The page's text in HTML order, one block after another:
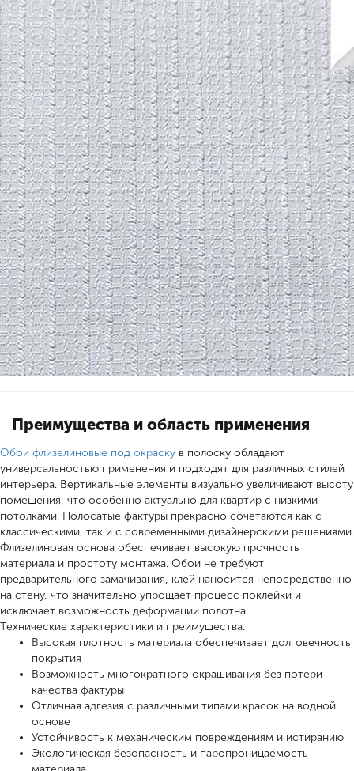
Преимущества и область применения
Обои флизелиновые под окраску в полоску обладают
универсальностью применения и подходят для различных стилей
интерьера. Вертикальные элементы визуально увеличивают высоту
помещения, что особенно актуально для квартир с низкими
потолками. Полосатые фактуры прекрасно сочетаются как с
классическими, так и с современными дизайнерскими решениями.
Флизелиновая основа обеспечивает высокую прочность
материала и простоту монтажа. Обои не требуют
предварительного замачивания, клей наносится непосредственно
на стену, что значительно упрощает процесс поклейки и
исключает возможность деформации полотна.
Технические характеристики и преимущества:
Высокая плотность материала обеспечивает долговечность
покрытия
Возможность многократного окрашивания без потери
качества фактуры
Отличная адгезия с различными типами красок на водной
основе
Устойчивость к механическим повреждениям и истиранию
Экологическая безопасность и паропроницаемость